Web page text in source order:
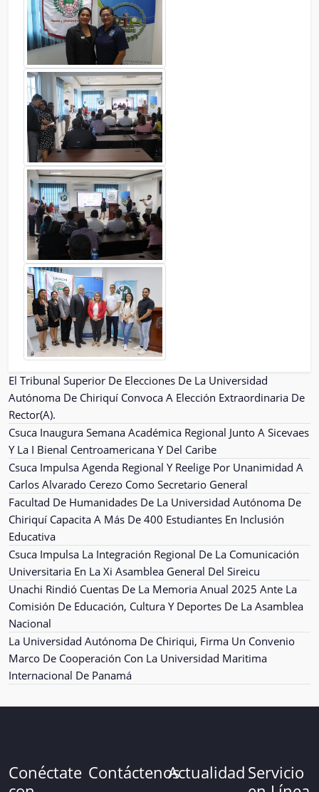
El Tribunal Superior De Elecciones De La Universidad
Autónoma De Chiriquí Convoca A Elección Extraordinaria De
Rector(A).
Csuca Inaugura Semana Académica Regional Junto A Sicevaes
Y La I Bienal Centroamericana Y Del Caribe
Csuca Impulsa Agenda Regional Y Reelige Por Unanimidad A
Carlos Alvarado Cerezo Como Secretario General
Facultad De Humanidades De La Universidad Autónoma De
Chiriquí Capacita A Más De 400 Estudiantes En Inclusión
Educativa
Csuca Impulsa La Integración Regional De La Comunicación
Universitaria En La Xi Asamblea General Del Sireicu
Unachi Rindió Cuentas De La Memoria Anual 2025 Ante La
Comisión De Educación, Cultura Y Deportes De La Asamblea
Nacional
La Universidad Autónoma De Chiriqui, Firma Un Convenio
Marco De Cooperación Con La Universidad Maritima
Internacional De Panamá
Conéctate ContáctenosActualidad Servicio